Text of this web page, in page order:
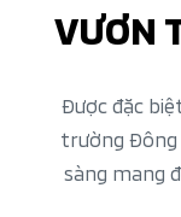
VƯƠN
Được đặc
trường Đông
sàng mang